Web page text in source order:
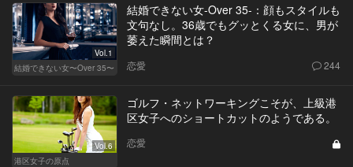
Vol.1
結婚できない女〜Over 35〜
結婚できない女-Over 35-：顔もスタイルも
文句なし。36歳でもグッとくる女に、男が
萎えた瞬間とは？
恋愛 244
Vol.6
港区女子の原点
ゴルフ・ネットワーキングこそが、上級港
区女子へのショートカットのようである。
恋愛